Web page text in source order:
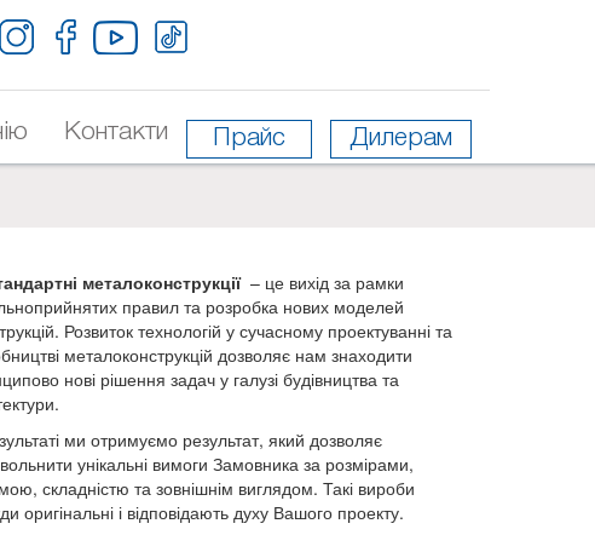
Контакти Прайс Дилерам
металоконструкції– це вихід за рамки
правил та розробка нових моделей
Розвиток технологій у сучасному проектуванні та
металоконструкцій дозволяє нам знаходити
нові рішення задач у галузі будівництва та
ми отримуємо результат, який дозволяє
унікальні вимоги Замовника за розмірами,
складністю та зовнішнім виглядом. Такі вироби
оригінальні і відповідають духу Вашого проекту.